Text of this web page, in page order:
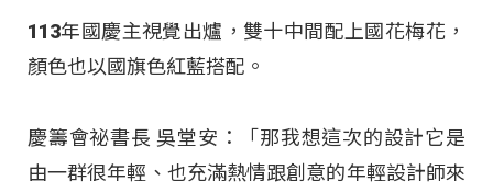
113年國慶主視覺出爐，雙十中間配上國花梅花，
顏色也以國旗色紅藍搭配。
慶籌會祕書長 吳堂安：「那我想這次的設計它是
由一群很年輕、也充滿熱情跟創意的年輕設計師來